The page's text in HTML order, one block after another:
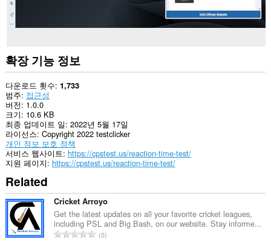
확장 기능 정보
다운로드 횟수 1,733
범주 접근성
버전 1.0.0
크기 10.6 KB
최종 업데이트 일 2022년 5월 17일
라이선스 Copyright 2022 testclicker
개인 정보 보호 정책
서비스 웹사이트 https://cpstest.us/reaction-time-test/
지원 페이지 https://cpstest.us/reaction-time-test/
Related
Cricket Arroyo
Get the latest updates on all your favorite cricket leagues,
including PSL and Big Bash, on our website. Stay informe...
총
0